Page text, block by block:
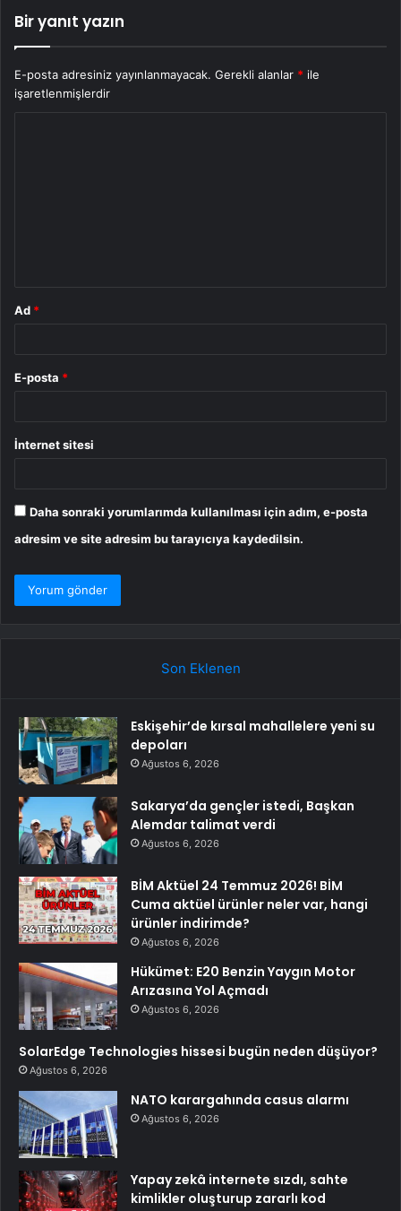
Bir yanıt yazın
E-posta adresiniz yayınlanmayacak. Gerekli alanlar * ile
işaretlenmişlerdir
Ad *
E-posta *
İnternet sitesi
Daha sonraki yorumlarımda kullanılması için adım, e-posta
adresim ve site adresim bu tarayıcıya kaydedilsin.
Son Eklenen
Eskişehir’de kırsal mahallelere yeni su
depoları
Ağustos 6, 2026
Sakarya’da gençler istedi, Başkan
Alemdar talimat verdi
Ağustos 6, 2026
BİM Aktüel 24 Temmuz 2026! BİM
Cuma aktüel ürünler neler var, hangi
ürünler indirimde?
Ağustos 6, 2026
Hükümet: E20 Benzin Yaygın Motor
Arızasına Yol Açmadı
Ağustos 6, 2026
SolarEdge Technologies hissesi bugün neden düşüyor?
Ağustos 6, 2026
NATO karargahında casus alarmı
Ağustos 6, 2026
Yapay zekâ internete sızdı, sahte
kimlikler oluşturup zararlı kod